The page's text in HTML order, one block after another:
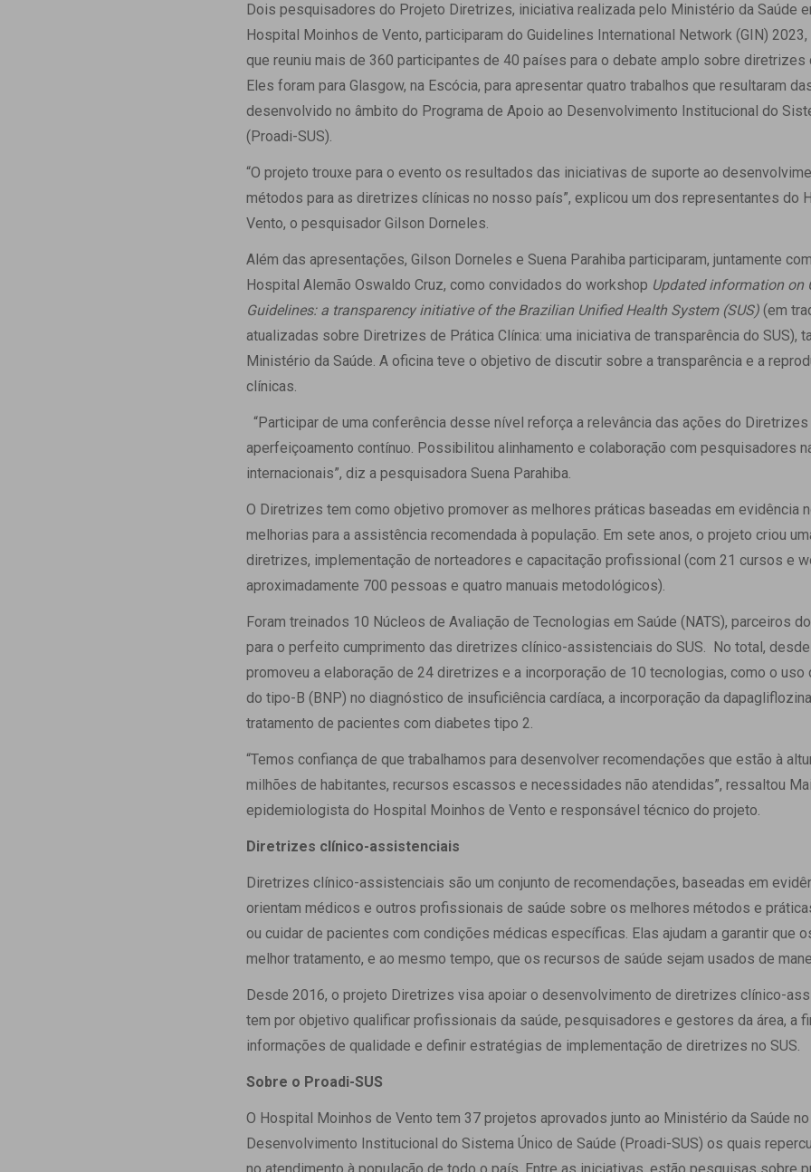
Estrutura de Gestão
Exames - Portal Médico
Farmácia
Fisioterapia
Quem Somos
Responsabilidade Ambiental
Responsabilidade Social
Serviço Social
Dois pesquisadores do Projeto Diretrizes, iniciativa realizada pelo Ministério da Saúde
Hospital Moinhos de Vento, participaram do Guidelines International Network (GIN)
que reuniu mais de 360 participantes de 40 países para o debate amplo sobre
Eles foram para Glasgow, na Escócia, para apresentar quatro trabalhos que resultaram
desenvolvido no âmbito do Programa de Apoio ao Desenvolvimento Institucional do
(Proadi-SUS).
“O projeto trouxe para o evento os resultados das iniciativas de suporte ao
métodos para as diretrizes clínicas no nosso país”, explicou um dos representantes do
Vento, o pesquisador Gilson Dorneles.
Além das apresentações, Gilson Dorneles e Suena Parahiba participaram, juntamente
Hospital Alemão Oswaldo Cruz, como convidados do workshop Updated information on
Guidelines: a transparency initiative of the Brazilian Unified Health System (SUS) (em
atualizadas sobre Diretrizes de Prática Clínica: uma iniciativa de transparência do SUS),
Ministério da Saúde. A oficina teve o objetivo de discutir sobre a transparência e a
clínicas.
“Participar de uma conferência desse nível reforça a relevância das ações do
aperfeiçoamento contínuo. Possibilitou alinhamento e colaboração com pesquisadores
internacionais”, diz a pesquisadora Suena Parahiba.
O Diretrizes tem como objetivo promover as melhores práticas baseadas em evidência
melhorias para a assistência recomendada à população. Em sete anos, o projeto criou
diretrizes, implementação de norteadores e capacitação profissional (com 21 cursos e
aproximadamente 700 pessoas e quatro manuais metodológicos).
Foram treinados 10 Núcleos de Avaliação de Tecnologias em Saúde (NATS), parceiros
para o perfeito cumprimento das diretrizes clínico-assistenciais do SUS. No total,
promoveu a elaboração de 24 diretrizes e a incorporação de 10 tecnologias, como o
do tipo-B (BNP) no diagnóstico de insuficiência cardíaca, a incorporação da
tratamento de pacientes com diabetes tipo 2.
“Temos confiança de que trabalhamos para desenvolver recomendações que estão à
milhões de habitantes, recursos escassos e necessidades não atendidas”, ressaltou
epidemiologista do Hospital Moinhos de Vento e responsável técnico do projeto.
Diretrizes clínico-assistenciais
Diretrizes clínico-assistenciais são um conjunto de recomendações, baseadas em
orientam médicos e outros profissionais de saúde sobre os melhores métodos e
ou cuidar de pacientes com condições médicas específicas. Elas ajudam a garantir que
melhor tratamento, e ao mesmo tempo, que os recursos de saúde sejam usados de
Desde 2016, o projeto Diretrizes visa apoiar o desenvolvimento de diretrizes clínico-
tem por objetivo qualificar profissionais da saúde, pesquisadores e gestores da área, a
informações de qualidade e definir estratégias de implementação de diretrizes no SUS.
Sobre o Proadi-SUS
O Hospital Moinhos de Vento tem 37 projetos aprovados junto ao Ministério da Saúde
Desenvolvimento Institucional do Sistema Único de Saúde (Proadi-SUS) os quais